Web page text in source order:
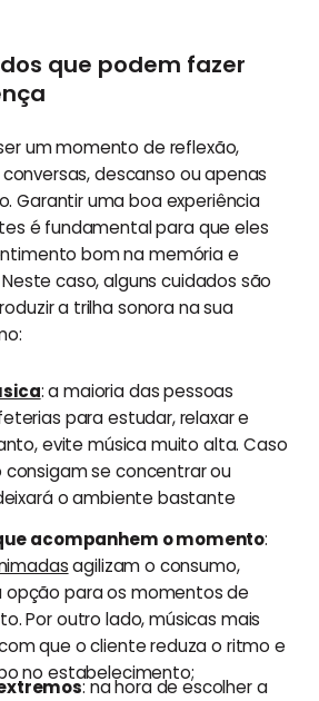
que podem fazer
um momento de reflexão,
descanso ou apenas
Garantir uma boa experiência
é fundamental para que eles
bom na memória e
caso, alguns cuidados são
a trilha sonora na sua
: a maioria das pessoas
para estudar, relaxar e
evite música muito alta. Caso
consigam se concentrar ou
o ambiente bastante
acompanhem o momento:
agilizam o consumo,
opção para os momentos de
Por outro lado, músicas mais
que o cliente reduza o ritmo e
no estabelecimento;
: na hora de escolher a